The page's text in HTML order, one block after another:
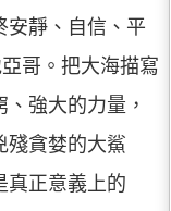
安靜、自信、平
哥。把大海描寫
強大的力量，
殘貪婪的大鯊
真正意義上的